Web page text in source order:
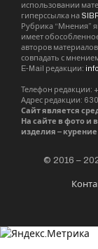
использовании
гиперссылка на
Рубрика “Мнения”
имеет
авторов
совпадать с
E-Mail редакции:
Телефон редакции:
Адрес редакции:
Сайт является
На сайте в фото и
изделия –
© 2016 –